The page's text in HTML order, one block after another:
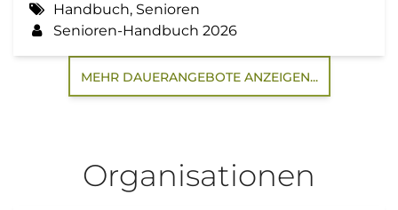
Handbuch, Senioren
Senioren-Handbuch 2026
MEHR DAUERANGEBOTE ANZEIGEN...
Organisationen